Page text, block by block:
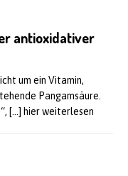
antioxidativer
um ein Vitamin,
Pangamsäure.
[…] hier weiterlesen